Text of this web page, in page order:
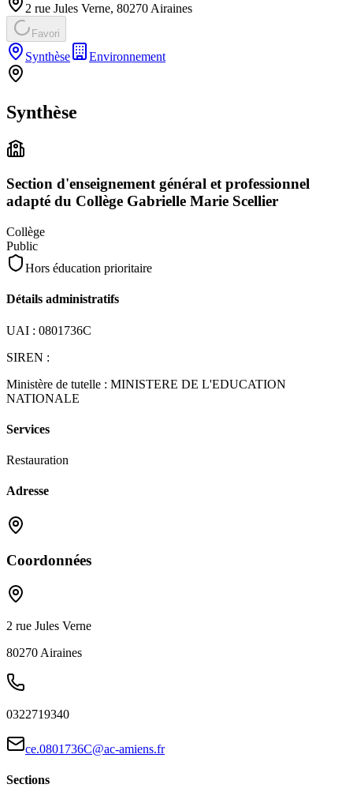
2 rue Jules Verne, 80270 Airaines
Favori
Synthèse Environnement
Synthèse
Section d'enseignement général et professionnel
adapté du Collège Gabrielle Marie Scellier
Collège
Public
Hors éducation prioritaire
Détails administratifs
UAI : 0801736C
SIREN :
Ministère de tutelle : MINISTERE DE L'EDUCATION
NATIONALE
Services
Restauration
Adresse
Coordonnées
2 rue Jules Verne
80270 Airaines
0322719340
ce.0801736C@ac-amiens.fr
Sections